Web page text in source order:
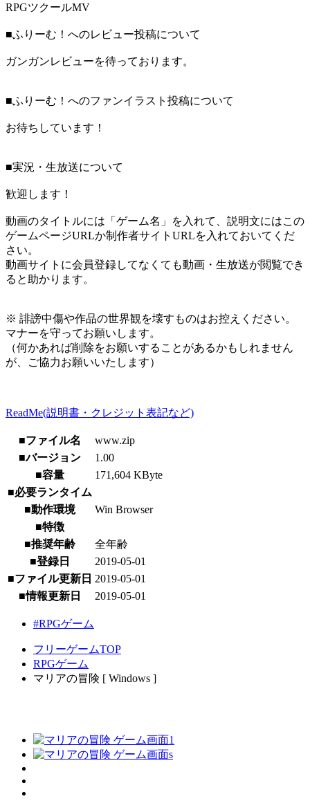
RPGツクールMV
■ふりーむ！へのレビュー投稿について
ガンガンレビューを待っております。
■ふりーむ！へのファンイラスト投稿について
お待ちしています！
■実況・生放送について
歓迎します！
動画のタイトルには「ゲーム名」を入れて、説明文にはこの
ゲームページURLか制作者サイトURLを入れておいてくだ
さい。
動画サイトに会員登録してなくても動画・生放送が閲覧でき
ると助かります。
※ 誹謗中傷や作品の世界観を壊すものはお控えください。
マナーを守ってお願いします。
（何かあれば削除をお願いすることがあるかもしれません
が、ご協力お願いいたします）
ReadMe(説明書・クレジット表記など)
■ファイル名
www.zip
■バージョン
1.00
■容量
171,604 KByte
■必要ランタイム
■動作環境
Win Browser
■特徴
■推奨年齢
全年齢
■登録日
2019-05-01
■ファイル更新日 2019-05-01
■情報更新日
2019-05-01
#RPGゲーム
フリーゲームTOP
RPGゲーム
マリアの冒険 [ Windows ]